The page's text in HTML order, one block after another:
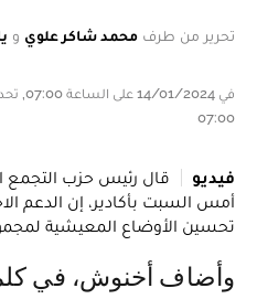
تحرير من طرف محمد شاكر علوي و
07:00
فيديو
قال رئيس حزب التجمع
أمس السبت بأكادير، إن الدعم
تحسين الأوضاع المعيشية
وأضاف أخنوش، في كلمة له بمناسبة انعقاد